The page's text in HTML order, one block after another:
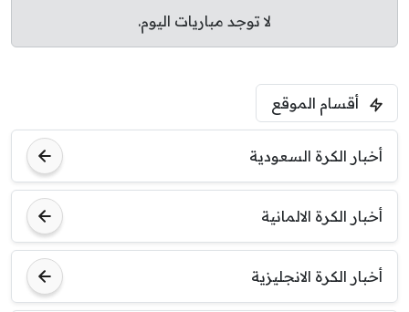
لا توجد مباريات اليوم.
أقسام الموقع
أخبار الكرة السعودية
أخبار الكرة الالمانية
أخبار الكرة الانجليزية